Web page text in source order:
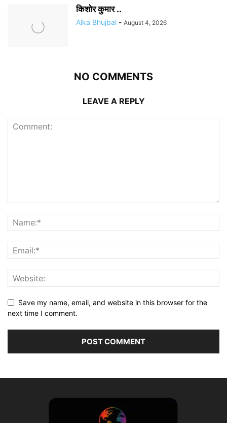
किशोर कुमार ..
Alka Bhujbal - August 4, 2026
NO COMMENTS
LEAVE A REPLY
Save my name, email, and website in this browser for the
next time I comment.